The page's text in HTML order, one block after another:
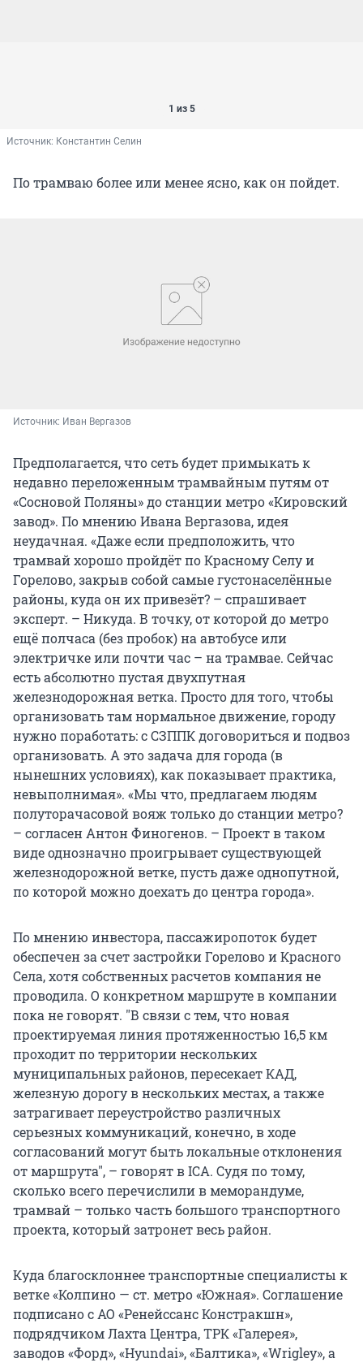
1 из 5
Источник: Константин Селин
По трамваю более или менее ясно, как он пойдет.
Источник: Иван Вергазов
Предполагается, что сеть будет примыкать к
недавно переложенным трамвайным путям от
«Сосновой Поляны» до станции метро «Кировский
завод». По мнению Ивана Вергазова, идея
неудачная. «Даже если предположить, что
трамвай хорошо пройдёт по Красному Селу и
Горелово, закрыв собой самые густонаселённые
районы, куда он их привезёт? – спрашивает
эксперт. – Никуда. В точку, от которой до метро
ещё полчаса (без пробок) на автобусе или
электричке или почти час – на трамвае. Сейчас
есть абсолютно пустая двухпутная
железнодорожная ветка. Просто для того, чтобы
организовать там нормальное движение, городу
нужно поработать: с СЗППК договориться и подвоз
организовать. А это задача для города (в
нынешних условиях), как показывает практика,
невыполнимая». «Мы что, предлагаем людям
полуторачасовой вояж только до станции метро?
– согласен Антон Финогенов. – Проект в таком
виде однозначно проигрывает существующей
железнодорожной ветке, пусть даже однопутной,
по которой можно доехать до центра города».
По мнению инвестора, пассажиропоток будет
обеспечен за счет застройки Горелово и Красного
Села, хотя собственных расчетов компания не
проводила. О конкретном маршруте в компании
пока не говорят. "В связи с тем, что новая
проектируемая линия протяженностью 16,5 км
проходит по территории нескольких
муниципальных районов, пересекает КАД,
железную дорогу в нескольких местах, а также
затрагивает переустройство различных
серьезных коммуникаций, конечно, в ходе
согласований могут быть локальные отклонения
от маршрута", – говорят в ICA. Судя по тому,
сколько всего перечислили в меморандуме,
трамвай – только часть большого транспортного
проекта, который затронет весь район.
Куда благосклоннее транспортные специалисты к
ветке «Колпино — ст. метро «Южная». Соглашение
подписано с АО «Ренейссанс Констракшн»,
подрядчиком Лахта Центра, ТРК «Галерея»,
заводов «Форд», «Hyundai», «Балтика», «Wrigley», а